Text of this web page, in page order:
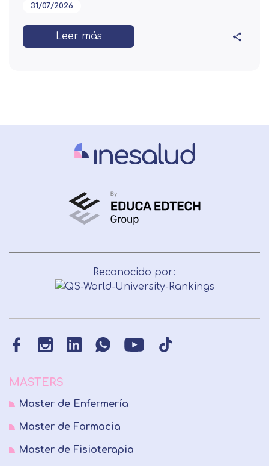
31/07/2026
Leer más
Reconocido por:
MASTERS
Master de Enfermería
Master de Farmacia
Master de Fisioterapia